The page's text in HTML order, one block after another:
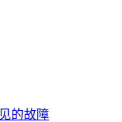
的故障